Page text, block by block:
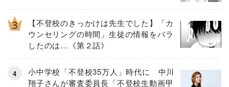
【不登校のきっかけは先生でした】「カ
ウンセリングの時間」生徒の情報をバラ
したのは…《第２話》
小中学校「不登校35万人」時代に 中川
翔子さんが審査委員長「不登校生動画甲